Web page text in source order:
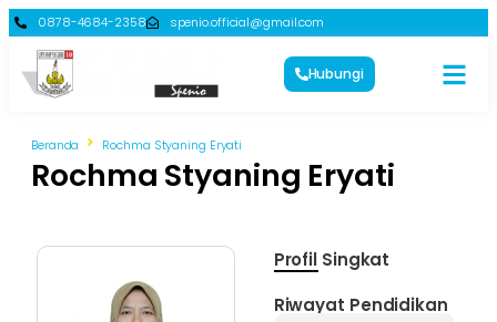
0878-4684-2358 spenio.official@gmail.com
Hubungi
Beranda Rochma Styaning Eryati
Rochma Styaning Eryati
Profil Singkat
Riwayat Pendidikan